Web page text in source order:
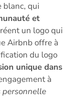
blanc, qui
et
un logo qui
Airbnb offre à
du logo
unique dans
à
personnelle